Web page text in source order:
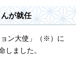
が就任
ン大使」（※）に
しました。